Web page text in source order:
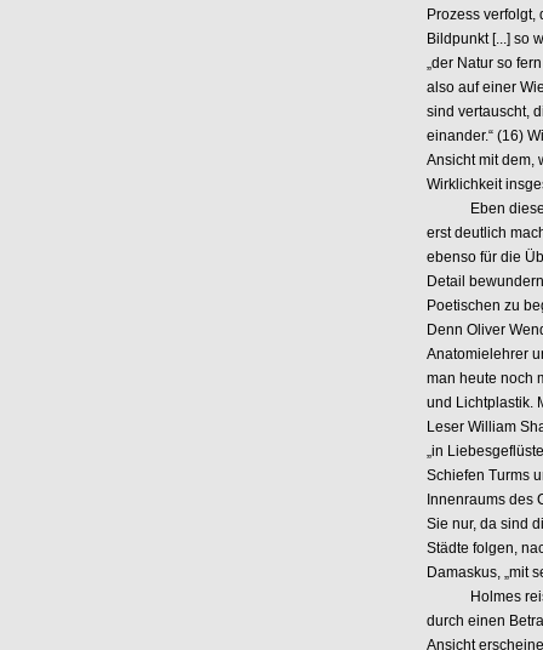
Prozess verfolgt,
Bildpunkt [...] so
„der Natur so
also auf einer
sind vertauscht,
einander.“ (16)
Ansicht mit dem,
Wirklichkeit
Eben diese
erst deutlich
ebenso für die
Detail
Poetischen zu
Denn Oliver
Anatomielehrer
man heute noch
und Lichtplastik.
Leser William
„in
Schiefen Turms
Innenraums des
Sie nur, da sind
Städte folgen,
Damaskus, „mit
Holmes reist
durch einen
Ansicht